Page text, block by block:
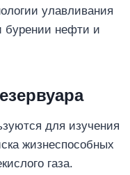
улавливания
бурении нефти и
для изучения
жизнеспособных
газа.